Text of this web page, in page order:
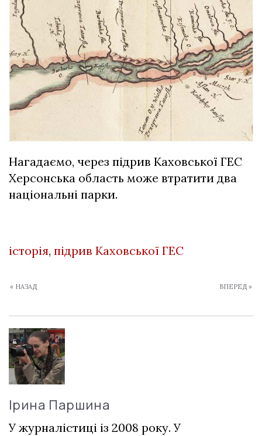
Нагадаємо, через підрив Каховської ГЕС
Херсонська область може втратити два
національні парки.
історія, підрив Каховської ГЕС
« НАЗАД ВПЕРЕД »
Ірина Паршина
У журналістиці із 2008 року. У